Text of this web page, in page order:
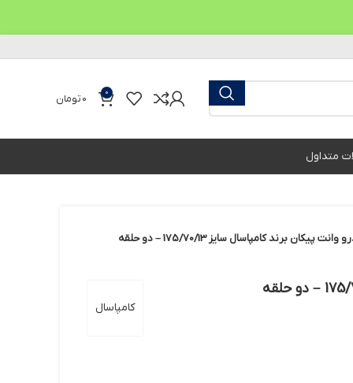
0
0تومان
متداول
پیکان برند کامپاسال سایز 175/70/13 – دو حلقه
کامپاسال